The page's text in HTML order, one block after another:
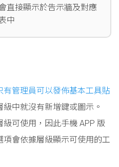
直接顯示於告示牆及對應
中
有管理員可以發佈基本工具貼
級中就沒有新增鍵或圖示。
級可使用，因此手機 APP 版
會依據層級顯示可使用的工